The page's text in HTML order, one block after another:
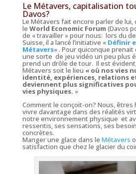
Le Métavers, capitalisation
Davos?
Le Métavers fait encore parler de
le World Economic Forum (Davos
de « travailler » pour nous: lors du
Suisse, il a lancé l’initiative « Définir
Métavers« . Pour quiconque
une sorte de jeu vidéo un peu plus
prend un drôle de tour. Il est
Métavers soit le lieu « où nos vies
identité, expériences, relations
deviennent plus significatives
vies physiques. »
Comment le conçoit-on? Nous, êtres
vivre davantage dans des réalités
notre environnement physique et
ressentis, ses sensations, ses
concrètes.
Manger une glace dans le Métavers
satisfaction que chez le glacier du